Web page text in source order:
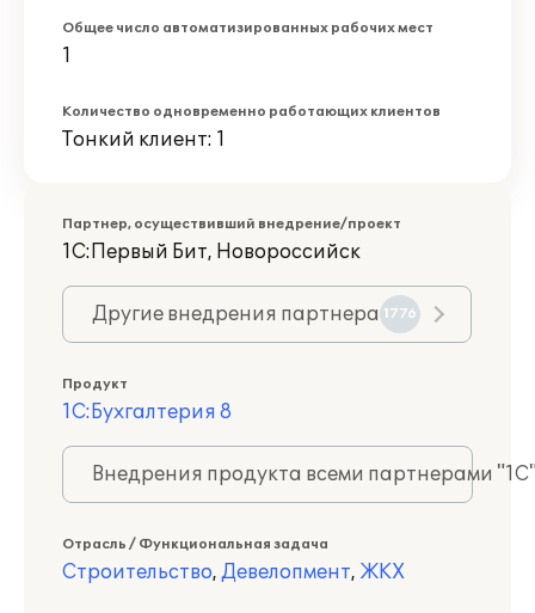
Общее число автоматизированных рабочих мест
1
Количество одновременно работающих клиентов
Тонкий клиент: 1
Партнер, осуществивший внедрение/проект
1С:Первый Бит, Новороссийск
Другие внедрения партнера 1776
Продукт
1С:Бухгалтерия 8
Внедрения продукта всеми партнерами
Отрасль / Функциональная задача
Строительство, Девелопмент, ЖКХ